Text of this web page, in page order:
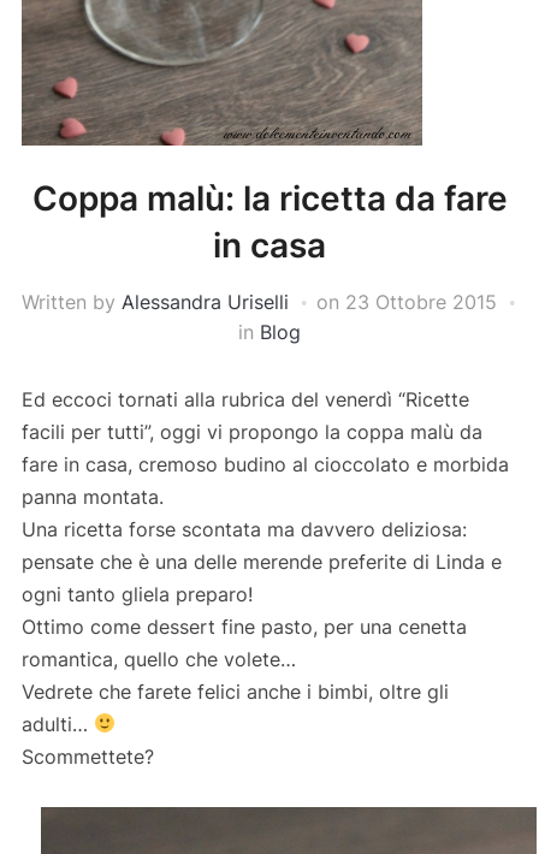
Coppa malù: la ricetta da fare
in casa
Written by Alessandra Uriselli on 23 Ottobre 2015
in Blog
Ed eccoci tornati alla rubrica del venerdì “Ricette
facili per tutti”, oggi vi propongo la coppa malù da
fare in casa, cremoso budino al cioccolato e morbida
panna montata.
Una ricetta forse scontata ma davvero deliziosa:
pensate che è una delle merende preferite di Linda e
ogni tanto gliela preparo!
Ottimo come dessert fine pasto, per una cenetta
romantica, quello che volete…
Vedrete che farete felici anche i bimbi, oltre gli
adulti…
Scommettete?